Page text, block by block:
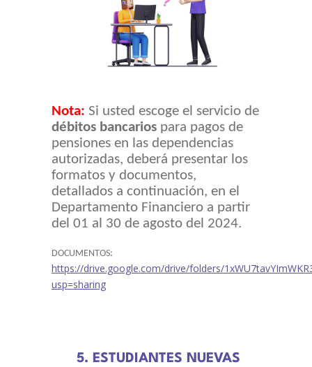
Nota: Si usted escoge el servicio de
débitos bancarios para pagos de
pensiones en las dependencias
autorizadas, deberá presentar los
formatos y documentos,
detallados a continuación, en el
Departamento Financiero a partir
del 01 al 30 de agosto del 2024.
DOCUMENTOS:
https://drive.google.com/drive/folders/
usp=sharing
5. ESTUDIANTES NUEVAS